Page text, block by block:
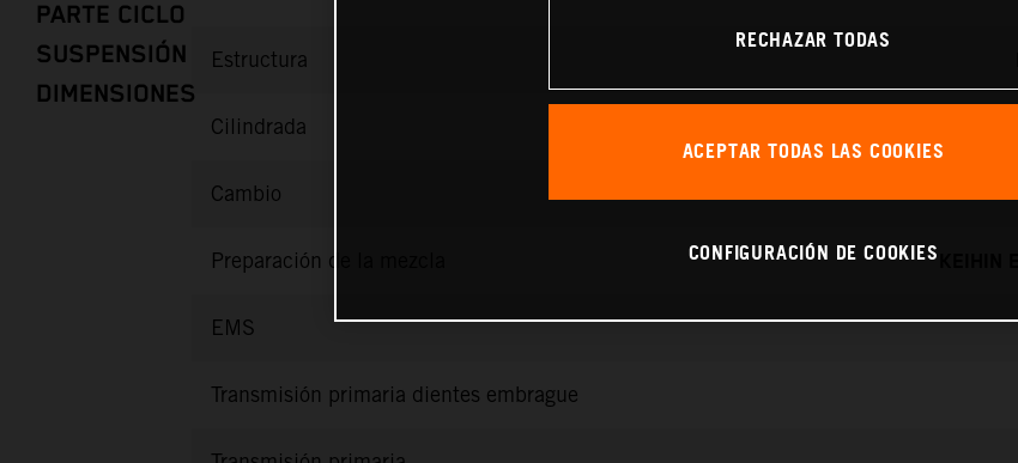
PARTE CICLO
SUSPENSIÓN
DIMENSIONES
Estructura
Cilindrada
Cambio
Preparación de la mezcla KEIHIN
EMS
Transmisión primaria dientes embrague
RECHAZAR TODAS
ACEPTAR TODAS LAS COOKIES
CONFIGURACIÓN DE COOKIES